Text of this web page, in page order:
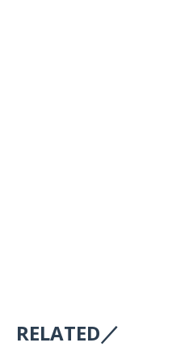
RELATED／